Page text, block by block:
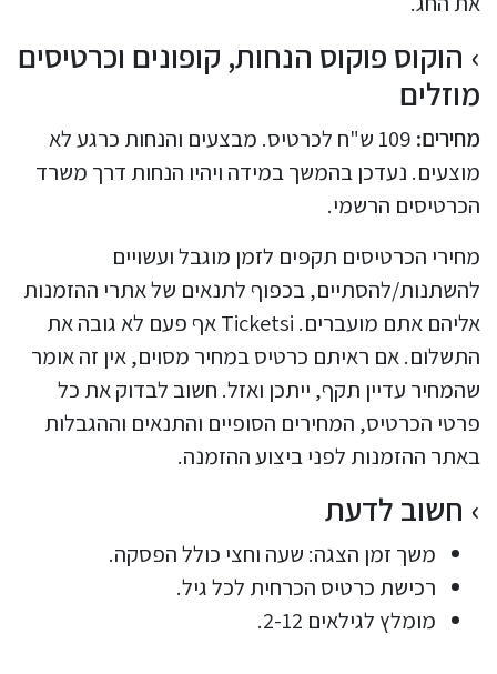
הוקוס פוקוס הנחות, קופונים וכרטיסים
מוזלים
מחירים:
109 ש"ח לכרטיס. מבצעים והנחות כרגע לא
מוצעים. נעדכן בהמשך במידה ויהיו הנחות דרך משרד
הכרטיסים הרשמי.
מחירי הכרטיסים תקפים לזמן מוגבל ועשויים
להשתנות/להסתיים, בכפוף לתנאים של אתרי ההזמנות
אליהם אתם מועברים. Ticketsi אף פעם לא גובה את
התשלום. אם ראיתם כרטיס במחיר מסוים, אין זה אומר
שהמחיר עדיין תקף, ייתכן ואזל. חשוב לבדוק את כל
פרטי הכרטיס, המחירים הסופיים והתנאים וההגבלות
באתר ההזמנות לפני ביצוע ההזמנה.
חשוב לדעת
משך זמן הצגה: שעה וחצי כולל הפסקה.
רכישת כרטיס הכרחית לכל גיל.
מומלץ לגילאים 2-12.